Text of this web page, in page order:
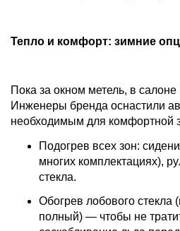
Тепло и комфорт: зимние
Пока за окном метель, в
Инженеры бренда оснастили
необходимым для комфортной
Подогрев всех зон:
многих комплектациях),
стекла.
Обогрев лобового стекла
полный) — чтобы не